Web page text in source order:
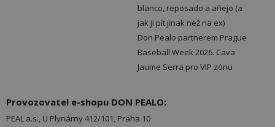
blanco, reposado a añejo (a
jak ji pít jinak než na ex)
Don Pealo partnerem Prague
Baseball Week 2026. Cava
Jaume Serra pro VIP zónu
Provozovatel e-shopu DON PEALO:
PEAL a.s., U Plynárny 412/101, Praha 10